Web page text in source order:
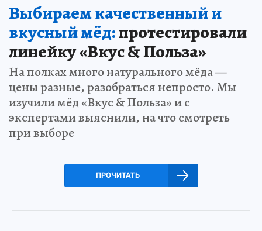
Выбираем качественный и
вкусный мёд:протестировали
линейку «Вкус & Польза»
На полках много натурального мёда —
цены разные, разобраться непросто. Мы
изучили мёд «Вкус & Польза» и с
экспертами выяснили, на что смотреть
при выборе
ПРОЧИТАТЬ